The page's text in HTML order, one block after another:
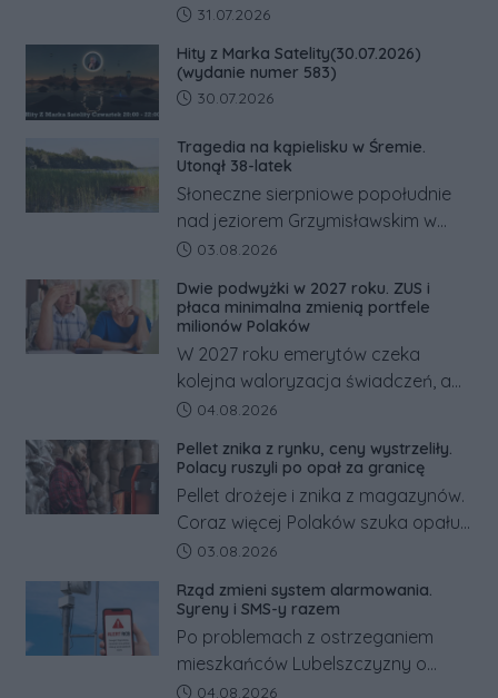
Słońca. Największe zaćmienie od 27
zachodem.
Data dodania artykułu:
31.07.2026
Hity z Marka Satelity(30.07.2026)
(wydanie numer 583)
Data dodania artykułu:
30.07.2026
Tragedia na kąpielisku w Śremie.
Utonął 38-latek
Słoneczne sierpniowe popołudnie
nad jeziorem Grzymisławskim w
powiecie śremskim zakończyło się
odwrócić nawet natychmiastowe
działania służb ratunkowych.
Data dodania artykułu:
03.08.2026
Dwie podwyżki w 2027 roku. ZUS i
płaca minimalna zmienią portfele
milionów Polaków
W 2027 roku emerytów czeka
kolejna waloryzacja świadczeń, a
pracowników podwyżka płacy
tym zmianom zyskają.
Data dodania artykułu:
04.08.2026
Pellet znika z rynku, ceny wystrzeliły.
Polacy ruszyli po opał za granicę
Pellet drożeje i znika z magazynów.
Coraz więcej Polaków szuka opału
za granicą, gdzie bywa nawet
Co się dzieje?
Data dodania artykułu:
03.08.2026
Rząd zmieni system alarmowania.
Syreny i SMS-y razem
Po problemach z ostrzeganiem
mieszkańców Lubelszczyzny o
rosyjskim zagrożeniu rząd
Data dodania artykułu:
04.08.2026